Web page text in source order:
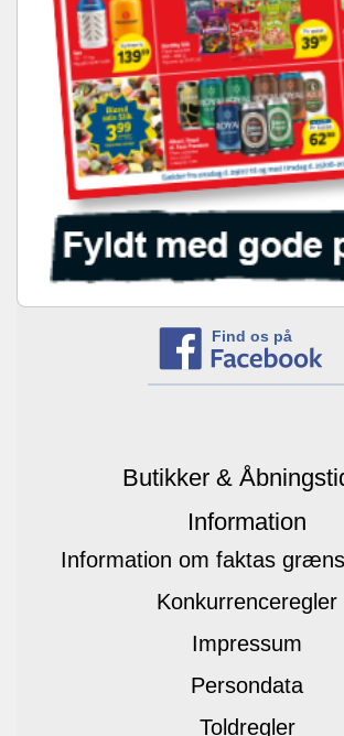
Find os på
Butikker &
Information
Information om faktas
Konkurrenceregler
Impressum
Persondata
Toldregler